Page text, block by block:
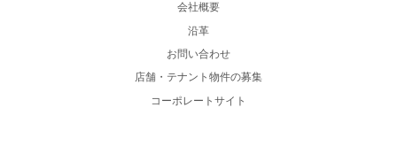
会社概要
沿革
お問い合わせ
店舗・テナント物件の募集
コーポレートサイト